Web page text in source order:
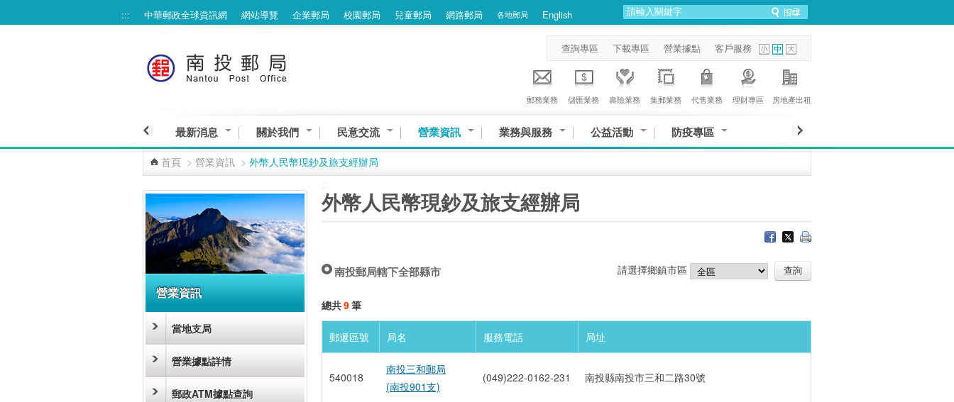
::: 中華郵政全球資訊網 網站導覽 企業郵局 校園郵局 兒童郵局 網路郵局 各地郵局 English
查詢專區 下載專區 營業據點 客戶服務
郵務業務 儲匯業務 壽險業務 集郵業務 代售業務 理財專區 房地產出租
最新消息 關於我們 民意交流 營業資訊 業務與服務 公益活動 防疫專區
首頁 > 營業資訊 > 外幣人民幣現鈔及旅支經辦局
營業資訊
當地支局
營業據點詳情
郵政ATM據點查詢
外幣人民幣現鈔及旅支經辦局
南投郵局轄下全部縣市 請選擇鄉鎮市區
總共9筆
郵遞區號 局名 服務電話 局址
540018
南投三和郵局
(南投901支)
(049)222-0162-231 南投縣南投市三和二路30號‎